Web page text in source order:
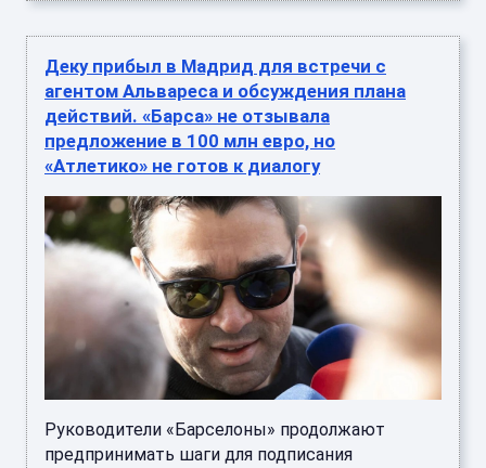
Деку прибыл в Мадрид для встречи с
агентом Альвареса и обсуждения плана
действий. «Барса» не отзывала
предложение в 100 млн евро, но
«Атлетико» не готов к диалогу
Руководители «Барселоны» продолжают
предпринимать шаги для подписания